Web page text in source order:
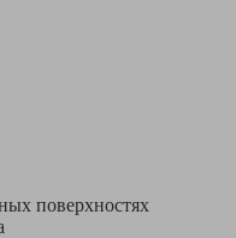
поверхностях